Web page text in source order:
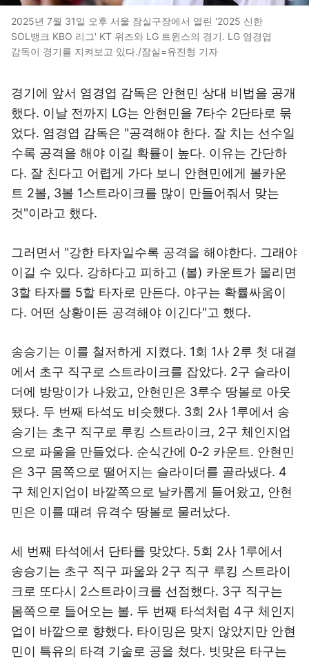
2025년 7월 31일 오후 서울 잠실구장에서 열린 '2025 신한
SOL뱅크 KBO 리그' KT 위즈와 LG 트윈스의 경기. LG 염경엽
감독이 경기를 지켜보고 있다./잠실=유진형 기자
경기에 앞서 염경엽 감독은 안현민 상대 비법을 공개
했다. 이날 전까지 LG는 안현민을 7타수 2단타로 묶
었다. 염경엽 감독은 "공격해야 한다. 잘 치는 선수일
수록 공격을 해야 이길 확률이 높다. 이유는 간단하
다. 잘 친다고 어렵게 가다 보니 안현민에게 볼카운
트 2볼, 3볼 1스트라이크를 많이 만들어줘서 맞는
것"이라고 했다.
그러면서 "강한 타자일수록 공격을 해야한다. 그래야
이길 수 있다. 강하다고 피하고 (볼) 카운트가 몰리면
3할 타자를 5할 타자로 만든다. 야구는 확률싸움이
다. 어떤 상황이든 공격해야 이긴다"고 했다.
송승기는 이를 철저하게 지켰다. 1회 1사 2루 첫 대결
에서 초구 직구로 스트라이크를 잡았다. 2구 슬라이
더에 방망이가 나왔고, 안현민은 3루수 땅볼로 아웃
됐다. 두 번째 타석도 비슷했다. 3회 2사 1루에서 송
승기는 초구 직구로 루킹 스트라이크, 2구 체인지업
으로 파울을 만들었다. 순식간에 0-2 카운트. 안현민
은 3구 몸쪽으로 떨어지는 슬라이더를 골라냈다. 4
구 체인지업이 바깥쪽으로 날카롭게 들어왔고, 안현
민은 이를 때려 유격수 땅볼로 물러났다.
세 번째 타석에서 단타를 맞았다. 5회 2사 1루에서
송승기는 초구 직구 파울와 2구 직구 루킹 스트라이
크로 또다시 2스트라이크를 선점했다. 3구 직구는
몸쪽으로 들어오는 볼. 두 번째 타석처럼 4구 체인지
업이 바깥으로 향했다. 타이밍은 맞지 않았지만 안현
민이 특유의 타격 기술로 공을 쳤다. 빗맞은 타구는